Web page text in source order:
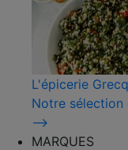
L'épicerie
Notre sélection
⟶
MARQUES